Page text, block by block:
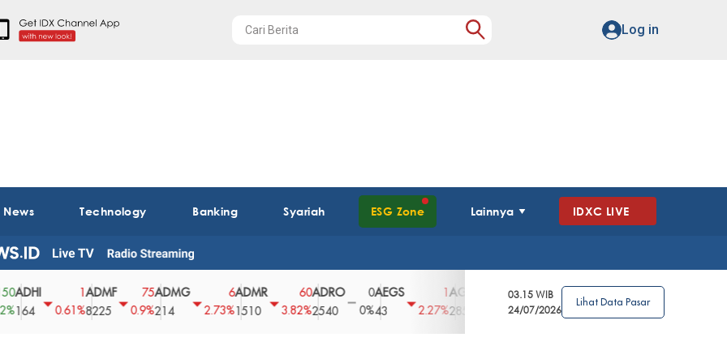
Log in
Technology Banking Syariah ESG Zone Lainnya IDXC LIVE
0.61%
ADMF
8225
75
0.9%
ADMG
214
2.73%
ADMR
1510
60
3.82%
ADRO
2540
0
0%
AEGS
2.27% 2850
3.39%
AGRO
4
2.63%
0%
03.15 WIB
24/07/2026
Lihat Data Pasar